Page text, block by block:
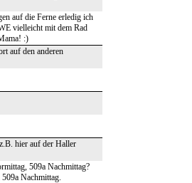
auf die Ferne erledig ich
vielleicht mit dem Rad
:)
auf den anderen
hier auf der Haller
509a Nachmittag?
Nachmittag.